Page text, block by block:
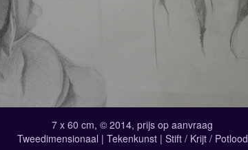
7 x 60 cm, © 2014, prijs op aanvraag
Tweedimensionaal | Tekenkunst | Stift / Krijt / Potlood